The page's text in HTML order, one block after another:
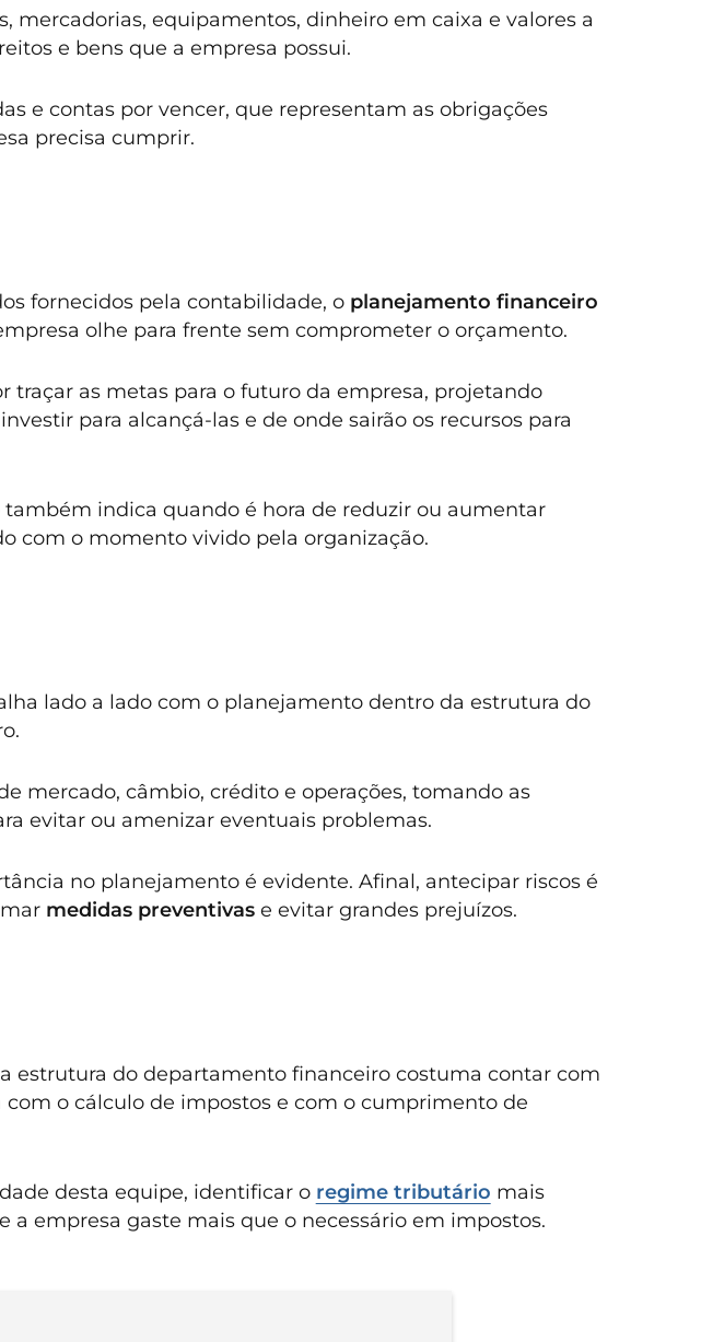
mercadorias, equipamentos, dinheiro em caixa e valores a
e bens que a empresa possui.
e contas por vencer, que representam as obrigações
precisa cumprir.
fornecidos pela contabilidade, o planejamento financeiro
olhe para frente sem comprometer o orçamento.
traçar as metas para o futuro da empresa, projetando
para alcançá-las e de onde sairão os recursos para
indica quando é hora de reduzir ou aumentar
com o momento vivido pela organização.
lado a lado com o planejamento dentro da estrutura do
mercado, câmbio, crédito e operações, tomando as
evitar ou amenizar eventuais problemas.
no planejamento é evidente. Afinal, antecipar riscos é
medidas preventivase evitar grandes prejuízos.
estrutura do departamento financeiro costuma contar com
com o cálculo de impostos e com o cumprimento de
desta equipe, identificar o regime tributário mais
a empresa gaste mais que o necessário em impostos.